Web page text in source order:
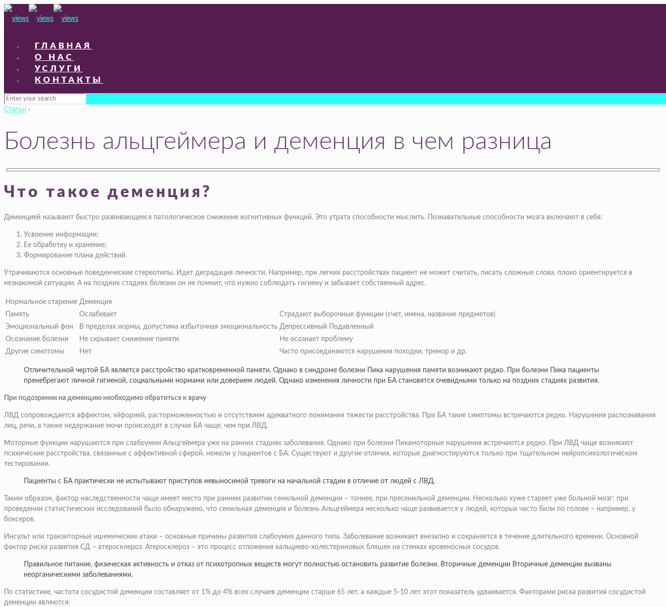
ГЛАВНАЯ
О НАС
УСЛУГИ
КОНТАКТЫ
Статьи ›
Болезнь альцгеймера и деменция в чем разница
Что такое деменция?
Деменцией называют быстро развивающееся патологическое снижение когнитивных функций. Это утрата способности мыслить. Познавательные способности мозга включают в себя:
Усвоение информации;
Ее обработку и хранение;
Формирование плана действий.
Утрачиваются основные поведенческие стереотипы. Идет деградация личности. Например, при легких расстройствах пациент не может считать, писать сложные слова, плохо ориентируется в
незнакомой ситуации. А на поздних стадиях болезни он не помнит, что нужно соблюдать гигиену и забывает собственный адрес.
Нормальное старение Деменция
Память
Ослабевает
Страдают выборочные функции (счет, имена, название предметов)
Эмоциональный фон
В пределах нормы, допустима избыточная эмоциональность Депрессивный Подавленный
Осознание болезни
Не скрывает снижение памяти
Не осознает проблему
Другие симптомы
Нет Часто присоединяются нарушения походки, тремор и др.
Отличительной чертой БА является расстройство кратковременной памяти. Однако в синдроме болезни Пика нарушения памяти возникают редко. При болезни Пика пациенты
пренебрегают личной гигиеной, социальными нормами или доверием людей. Однако изменения личности при БА становятся очевидными только на поздних стадиях развития.
При подозрении на деменцию необходимо обратиться к врачу
ЛВД сопровождается аффектом, эйфорией, расторможенностью и отсутствием адекватного понимания тяжести расстройства. При БА такие симптомы встречаются редко. Нарушения распознавания
лиц, речи, а также недержание мочи происходят в случае БА чаще, чем при ЛВД.
Моторные функции нарушаются при слабоумии Альцгеймера уже на ранних стадиях заболевания. Однако при болезни Пикамоторные нарушения встречаются редко. При ЛВД чаще возникают
психические расстройства, связанные с аффективной сферой, нежели у пациентов с БА. Существуют и другие отличия, которые диагностируются только при тщательном нейропсихологическом
тестировании.
Пациенты с БА практически не испытывают приступов невыносимой тревоги на начальной стадии в отличие от людей с ЛВД.
Таким образом, фактор наследственности чаще имеет место при раннем развитии сенильной деменции – точнее, при пресенильной деменции. Несколько хуже стареет уже больной мозг: при
проведении статистических исследований было обнаружено, что сенильная деменция и болезнь Альцгеймера несколько чаще развивается у людей, которых часто били по голове – например, у
боксеров.
Инсульт или транзиторные ишемические атаки – основные причины развития слабоумия данного типа. Заболевание возникает внезапно и сохраняется в течение длительного времени. Основной
фактор риска развития СД – атеросклероз. Атеросклероз – это процесс отложения кальциево-холестериновых бляшек на стенках кровеносных сосудов.
Правильное питание, физическая активность и отказ от психотропных веществ могут полностью остановить развитие болезни. Вторичные деменции Вторичные деменции вызваны
неорганическими заболеваниями.
По статистике, частота сосудистой деменции составляет от 1% до 4% всех случаев деменции старше 65 лет, а каждые 5-10 лет этот показатель удваивается. Факторами риска развития сосудистой
деменции являются: